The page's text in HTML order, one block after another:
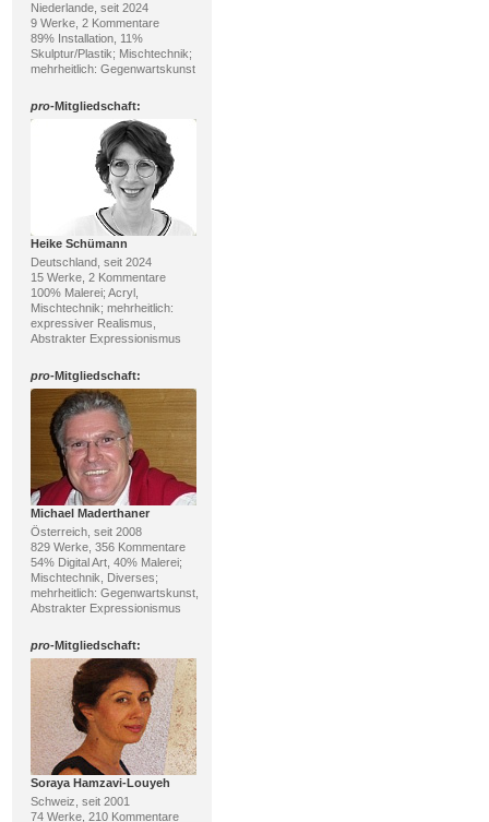
Niederlande, seit 2024
9 Werke, 2 Kommentare
89% Installation, 11%
Skulptur/Plastik; Mischtechnik;
mehrheitlich: Gegenwartskunst
pro-Mitgliedschaft:
Heike Schümann
Deutschland, seit 2024
15 Werke, 2 Kommentare
100% Malerei; Acryl,
Mischtechnik; mehrheitlich:
expressiver Realismus,
Abstrakter Expressionismus
pro-Mitgliedschaft:
Michael Maderthaner
Österreich, seit 2008
829 Werke, 356 Kommentare
54% Digital Art, 40% Malerei;
Mischtechnik, Diverses;
mehrheitlich: Gegenwartskunst,
Abstrakter Expressionismus
pro-Mitgliedschaft:
Soraya Hamzavi-Louyeh
Schweiz, seit 2001
74 Werke, 210 Kommentare